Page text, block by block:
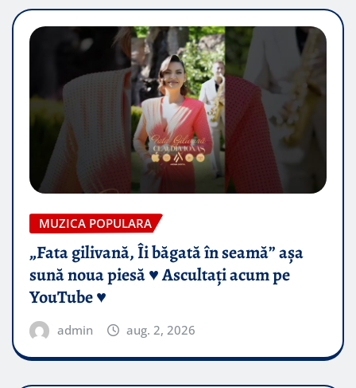
MUZICA POPULARA
„Fata gilivană, Îi băgată în seamă” așa
sună noua piesă ♥️ Ascultați acum pe
YouTube ♥️
admin aug. 2, 2026